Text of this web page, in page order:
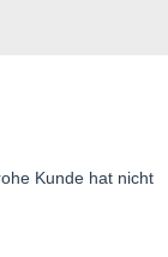
Kunde hat nicht